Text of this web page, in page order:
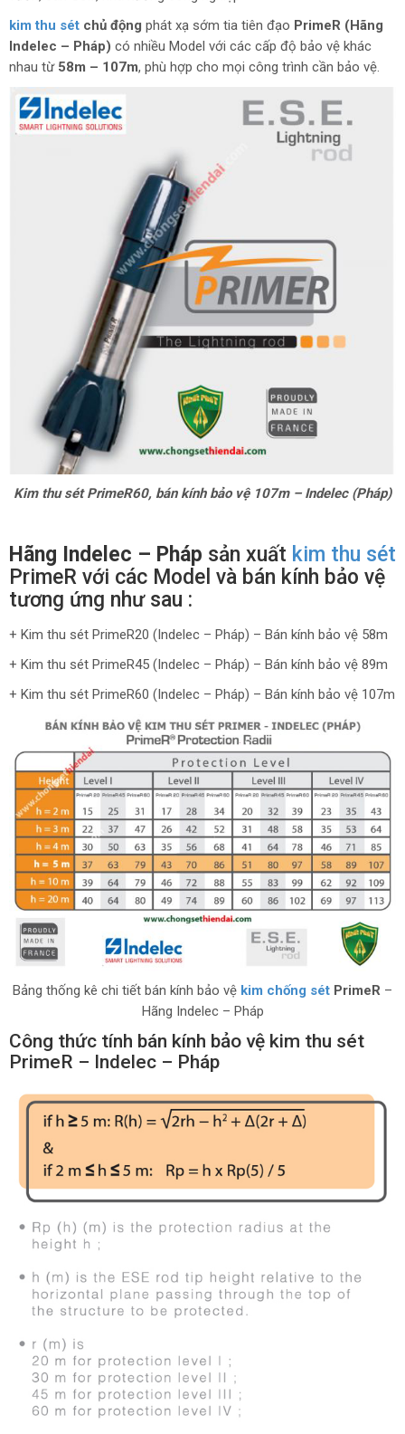
kim thu sét chủ động phát xạ sớm tia tiên đạo PrimeR (Hãng
Indelec – Pháp) có nhiều Model với các cấp độ bảo vệ khác
nhau từ58m – 107m, phù hợp cho mọi công trình cần bảo vệ.
Kim thu sét PrimeR60, bán kính bảo vệ 107m – Indelec (Pháp)
Hãng Indelec – Pháp sản xuất kim thu sét
PrimeR với các Model và bán kính bảo vệ
tương ứng như sau :
+ Kim thu sét PrimeR20 (Indelec – Pháp) – Bán kính bảo vệ 58m
+ Kim thu sét PrimeR45 (Indelec – Pháp) – Bán kính bảo vệ 89m
+ Kim thu sét PrimeR60 (Indelec – Pháp) – Bán kính bảo vệ 107m
Bảng thống kê chi tiết bán kính bảo vệ kim chống sét PrimeR –
Hãng Indelec – Pháp
Công thức tính bán kính bảo vệ kim thu sét
PrimeR – Indelec – Pháp